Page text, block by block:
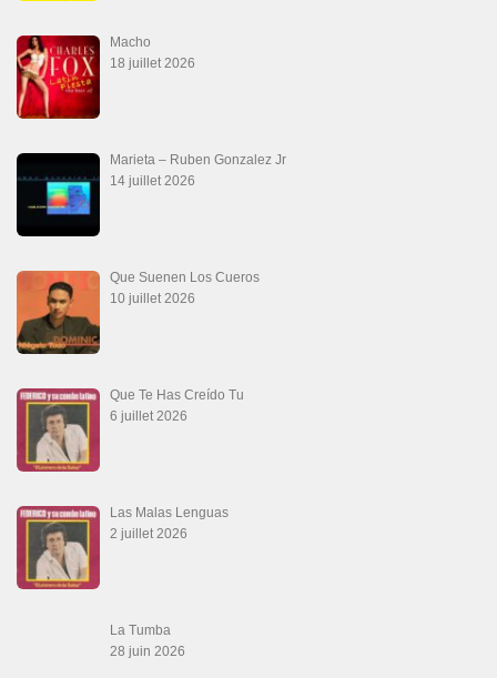
Macho
18 juillet 2026
Marieta – Ruben Gonzalez Jr
14 juillet 2026
Que Suenen Los Cueros
10 juillet 2026
Que Te Has Creído Tu
6 juillet 2026
Las Malas Lenguas
2 juillet 2026
La Tumba
28 juin 2026